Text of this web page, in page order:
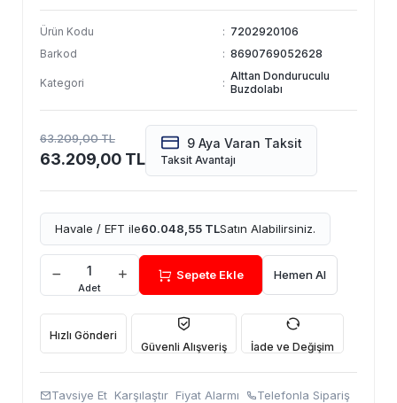
Ürün Kodu : 7202920106
Barkod
: 8690769052628
Kategori : Alttan Donduruculu
Buzdolabı
63.209,00 TL
63.209,00 TL
9 Aya Varan Taksit
Taksit Avantajı
Havale / EFT ile60.048,55 TLSatın Alabilirsiniz.
Adet
Sepete Ekle Hemen Al
Hızlı Gönderi
Güvenli Alışveriş
İade ve Değişim
Tavsiye Et Karşılaştır Fiyat Alarmı
Telefonla Sipariş